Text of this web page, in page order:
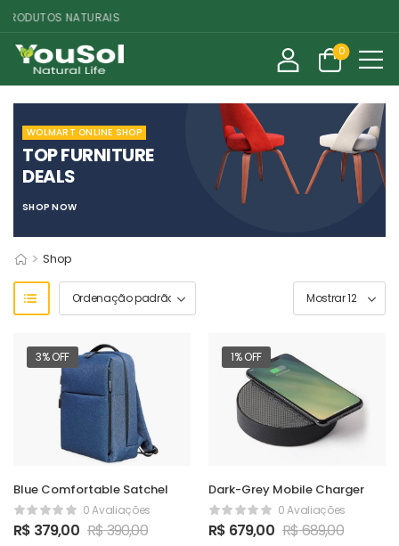
NATURAIS
0
WOLMART ONLINE SHOP
TOP FURNITURE
DEALS
SHOP NOW
> Shop
3% OFF
Blue Comfortable Satchel
0 Avaliações
R$ 379,00 R$390,00
1% OFF
Dark-Grey Mobile Charger
0 Avaliações
R$ 679,00 R$689,00